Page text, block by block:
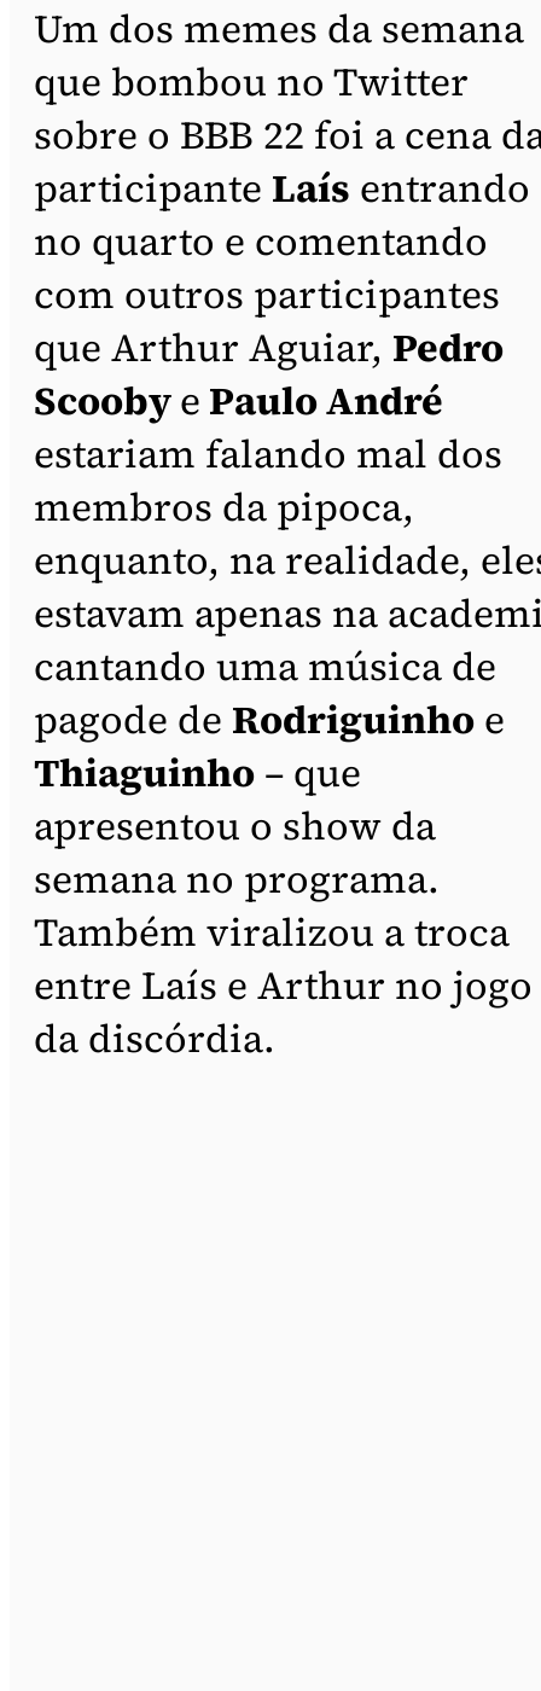
Um dos memes da semana
que bombou no Twitter
sobre o BBB 22 foi a cena
participante Laís entrando
no quarto e comentando
com outros participantes
que Arthur Aguiar, Pedro
Scoobye Paulo André
estariam falando mal dos
membros da pipoca,
enquanto, na realidade,
estavam apenas na
cantando uma música de
pagode de Rodriguinho e
Thiaguinho – que
apresentou o show da
semana no programa.
Também viralizou a troca
entre Laís e Arthur no jogo
da discórdia.